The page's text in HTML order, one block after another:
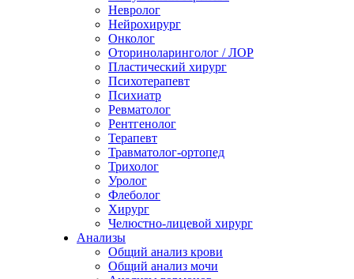
Невролог
Нейрохирург
Онколог
Оториноларинголог / ЛОР
Пластический хирург
Психотерапевт
Психиатр
Ревматолог
Рентгенолог
Терапевт
Травматолог-ортопед
Трихолог
Уролог
Флеболог
Хирург
Челюстно-лицевой хирург
Анализы
Общий анализ крови
Общий анализ мочи